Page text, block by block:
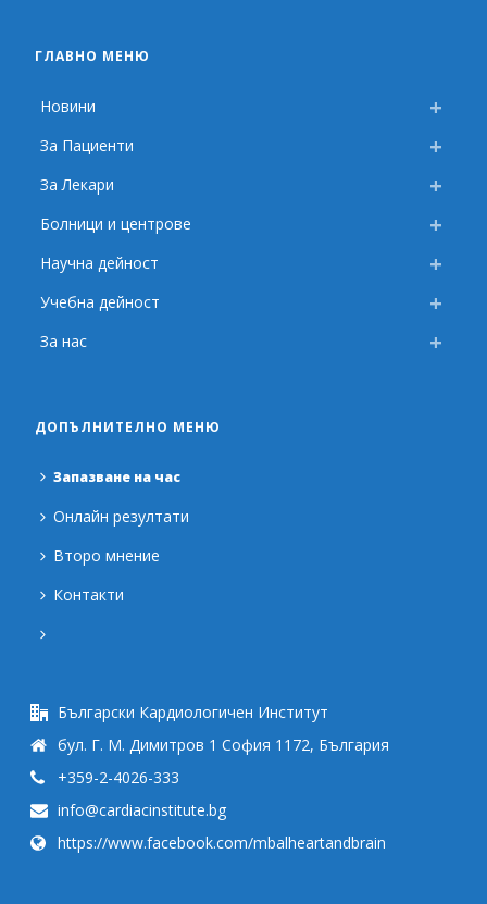
ГЛАВНО МЕНЮ
Новини
За Пациенти
За Лекари
Болници и центрове
Научна дейност
Учебна дейност
За нас
ДОПЪЛНИТЕЛНО МЕНЮ
Запазване на час
Онлайн резултати
Второ мнение
Контакти
Български Кардиологичен Институт
бул. Г. М. Димитров 1 София 1172, България
+359-2-4026-333
info@cardiacinstitute.bg
https://www.facebook.com/mbalheartandbrain